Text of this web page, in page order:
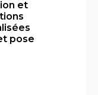
et
pose